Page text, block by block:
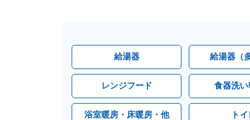
給湯器 給湯器（
レンジフード 食器洗
浴室暖房・床暖房・他 ト